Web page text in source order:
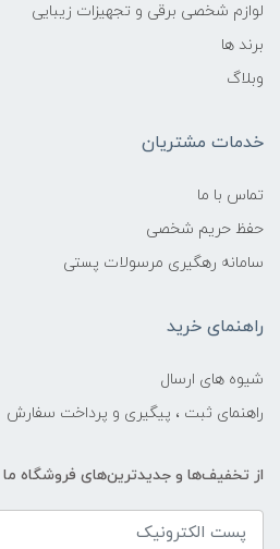
لوازم شخصی برقی و تجهیزات زیبایی
برند ها
وبلاگ
خدمات مشتریان
تماس با ما
حفظ حریم شخصی
سامانه رهگیری مرسولات پستی
راهنمای خرید
شیوه های ارسال
راهنمای ثبت ، پیگیری و پرداخت سفارش
از تخفیف‌ها و جدیدترین‌های فروشگاه ما